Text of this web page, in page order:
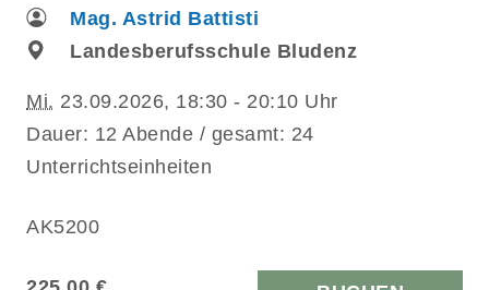
Mag. Astrid Battisti
Landesberufsschule Bludenz
Mi. 23.09.2026, 18:30 - 20:10 Uhr
Dauer: 12 Abende / gesamt: 24
Unterrichtseinheiten
AK5200